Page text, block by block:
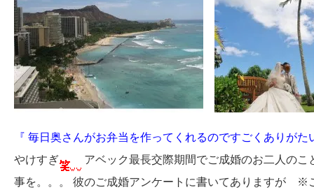
『 毎日奥さんがお弁当を作ってくれるのですごくありがた
やけすぎ
アベック最長交際期間でご成婚のお二人の
事を。。。 彼のご成婚アンケートに書いてありますが